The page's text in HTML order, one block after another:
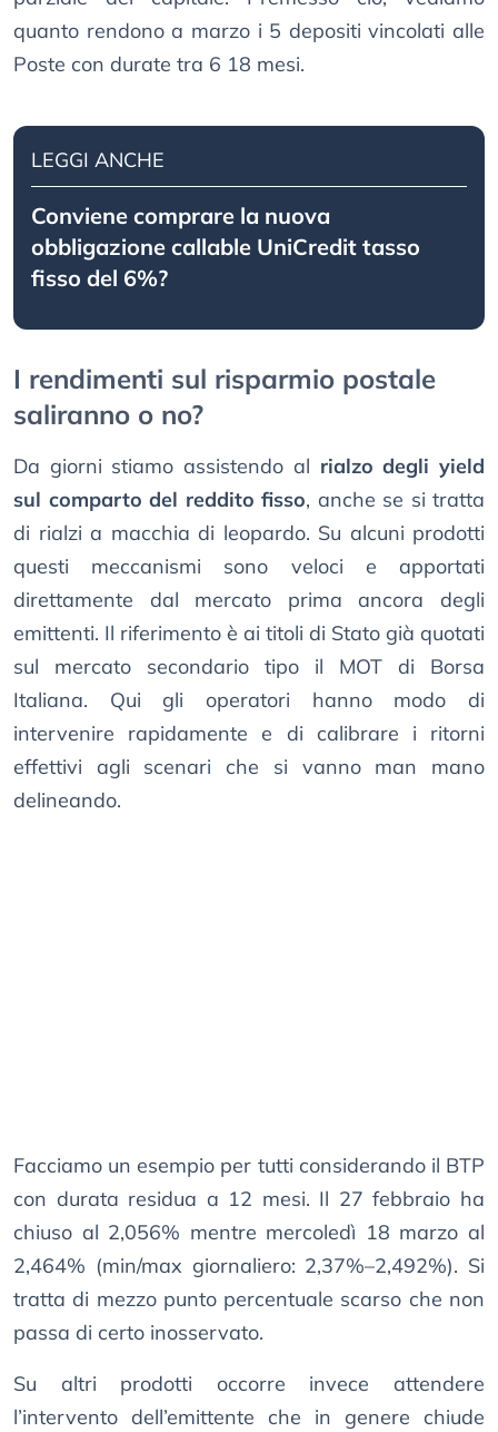
quanto rendono a marzo i 5 depositi vincolati alle
Poste con durate tra 6 18 mesi.
LEGGI ANCHE
Conviene comprare la nuova
obbligazione callable UniCredit tasso
fisso del 6%?
I rendimenti sul risparmio postale
saliranno o no?
Da giorni stiamo assistendo al rialzo degli yield
sul comparto del reddito fisso, anche se si tratta
di rialzi a macchia di leopardo. Su alcuni prodotti
questi meccanismi sono veloci e apportati
direttamente dal mercato prima ancora degli
emittenti. Il riferimento è ai titoli di Stato già quotati
sul mercato secondario tipo il MOT di Borsa
Italiana. Qui gli operatori hanno modo di
intervenire rapidamente e di calibrare i ritorni
effettivi agli scenari che si vanno man mano
delineando.
Facciamo un esempio per tutti considerando il BTP
con durata residua a 12 mesi. Il 27 febbraio ha
chiuso al 2,056% mentre mercoledì 18 marzo al
2,464% (min/max giornaliero: 2,37%–2,492%). Si
tratta di mezzo punto percentuale scarso che non
passa di certo inosservato.
Su altri prodotti occorre invece attendere
l’intervento dell’emittente che in genere chiude